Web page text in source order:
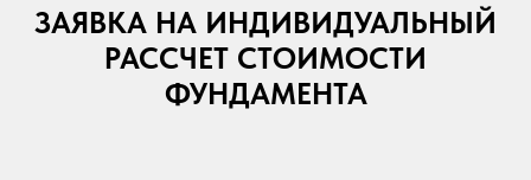
ЗАЯВКА НА ИНДИВИДУАЛЬНЫЙ
РАССЧЕТ СТОИМОСТИ
ФУНДАМЕНТА